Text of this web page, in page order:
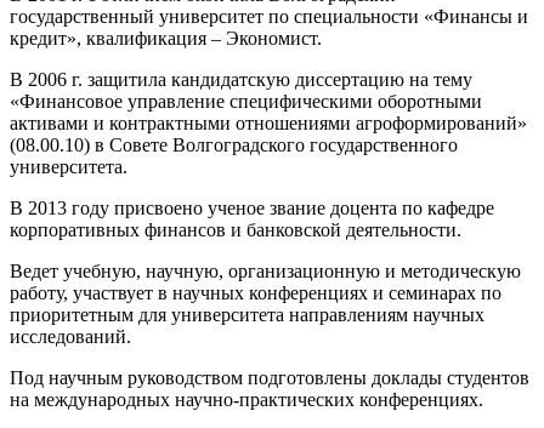
государственный университет по специальности «Финансы и
кредит», квалификация – Экономист.
В 2006 г. защитила кандидатскую диссертацию на тему
«Финансовое управление специфическими оборотными
активами и контрактными отношениями агроформирований»
(08.00.10) в Совете Волгоградского государственного
университета.
В 2013 году присвоено ученое звание доцента по кафедре
корпоративных финансов и банковской деятельности.
Ведет учебную, научную, организационную и методическую
работу, участвует в научных конференциях и семинарах по
приоритетным для университета направлениям научных
исследований.
Под научным руководством подготовлены доклады студентов
на международных научно-практических конференциях.